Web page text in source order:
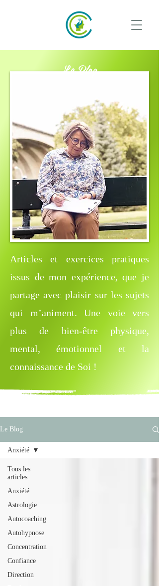
Le Blog
Articles et exercices pratiques
issus de mon expérience, que je
partage avec plaisir sur les sujets
qui m’animent. Une voie vers
plus de bien-être physique,
mental, émotionnel et la
connaissance de Soi !
Le Blog
Tous les
articles
Anxiété
Astrologie
Autocoaching
Autohypnose
Concentration
Confiance
Direction
Anxiété